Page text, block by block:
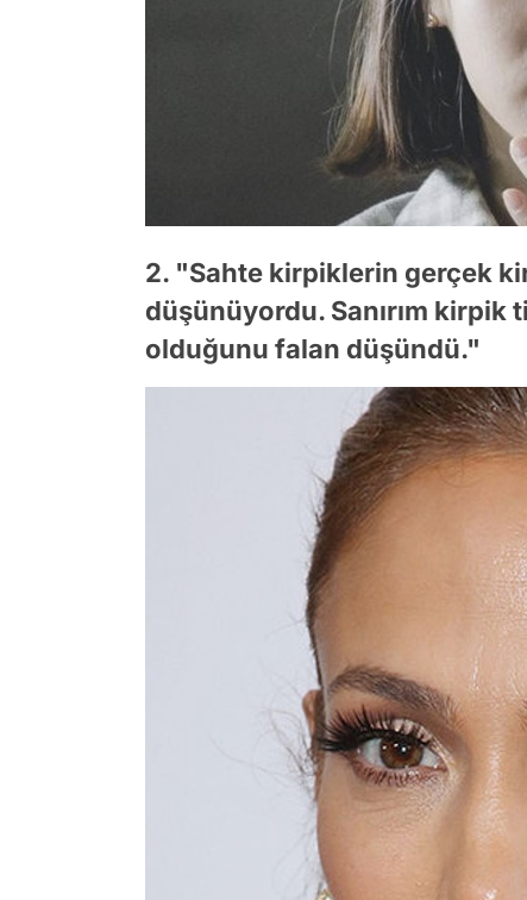
2. "Sahte kirpiklerin gerçek
düşünüyordu. Sanırım kirpik
olduğunu falan düşündü."